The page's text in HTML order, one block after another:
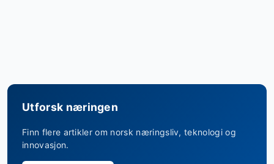
Utforsk næringen
Finn flere artikler om norsk næringsliv, teknologi og
innovasjon.